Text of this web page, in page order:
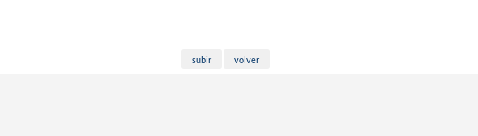
subir volver